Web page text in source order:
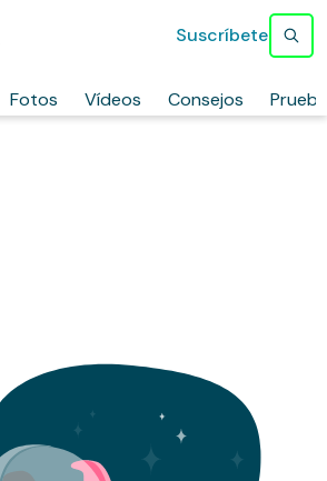
Fotos Vídeos Consejos
Suscríbete